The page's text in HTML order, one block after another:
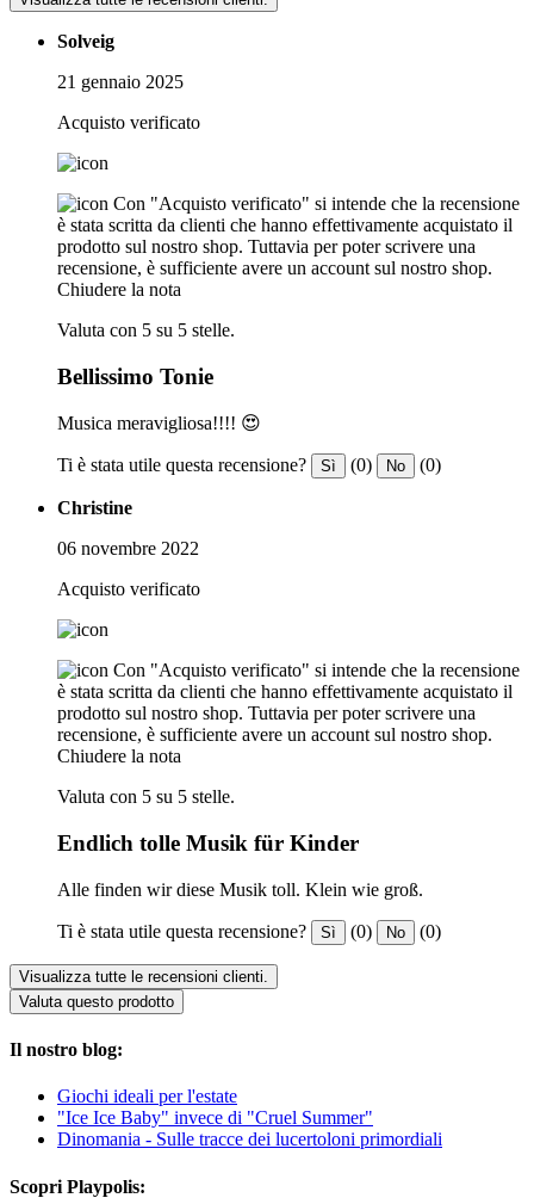
Solveig
21 gennaio 2025
Acquisto verificato
Con "Acquisto verificato" si intende che la recensione
è stata scritta da clienti che hanno effettivamente acquistato il
prodotto sul nostro shop. Tuttavia per poter scrivere una
recensione, è sufficiente avere un account sul nostro shop.
Chiudere la nota
Valuta con 5 su 5 stelle.
Bellissimo Tonie
Musica meravigliosa!!!! 😍
Ti è stata utile questa recensione? Sì (0) No (0)
Christine
06 novembre 2022
Acquisto verificato
Con "Acquisto verificato" si intende che la recensione
è stata scritta da clienti che hanno effettivamente acquistato il
prodotto sul nostro shop. Tuttavia per poter scrivere una
recensione, è sufficiente avere un account sul nostro shop.
Chiudere la nota
Valuta con 5 su 5 stelle.
Endlich tolle Musik für Kinder
Alle finden wir diese Musik toll. Klein wie groß.
Ti è stata utile questa recensione? Sì (0) No (0)
Visualizza tutte le recensioni clienti.
Valuta questo prodotto
Il nostro blog:
Giochi ideali per l'estate
"Ice Ice Baby" invece di "Cruel Summer"
Dinomania - Sulle tracce dei lucertoloni primordiali
Scopri Playpolis: